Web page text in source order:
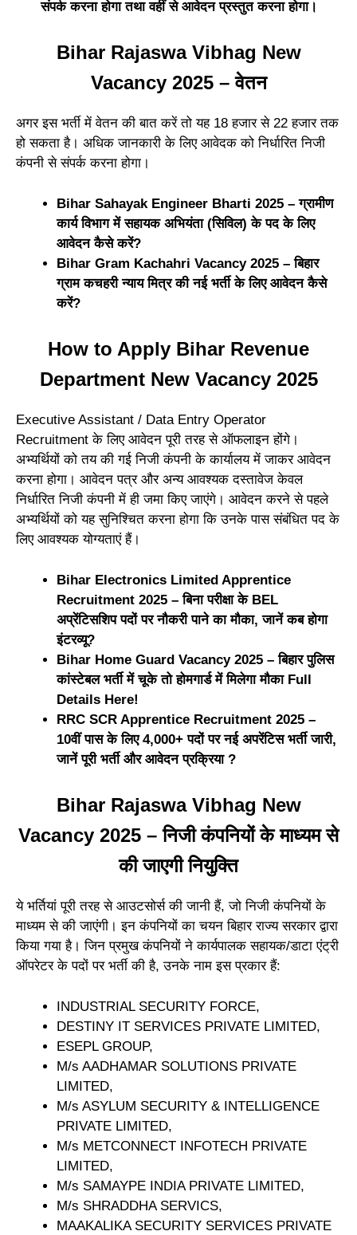
संपर्क करना होगा तथा वहीं से आवेदन प्रस्तुत करना होगा।
Bihar Rajaswa Vibhag New
Vacancy 2025 – वेतन
अगर इस भर्ती में वेतन की बात करें तो यह 18 हजार से 22 हजार तक
हो सकता है। अधिक जानकारी के लिए आवेदक को निर्धारित निजी
कंपनी से संपर्क करना होगा।
Bihar Sahayak Engineer Bharti 2025 – ग्रामीण
कार्य विभाग में सहायक अभियंता (सिविल) के पद के लिए
आवेदन कैसे करें?
Bihar Gram Kachahri Vacancy 2025 – बिहार
ग्राम कचहरी न्याय मित्र की नई भर्ती के लिए आवेदन कैसे
करें?
How to Apply Bihar Revenue
Department New Vacancy 2025
Executive Assistant / Data Entry Operator
Recruitment के लिए आवेदन पूरी तरह से ऑफलाइन होंगे।
अभ्यर्थियों को तय की गई निजी कंपनी के कार्यालय में जाकर आवेदन
करना होगा। आवेदन पत्र और अन्य आवश्यक दस्तावेज केवल
निर्धारित निजी कंपनी में ही जमा किए जाएंगे। आवेदन करने से पहले
अभ्यर्थियों को यह सुनिश्चित करना होगा कि उनके पास संबंधित पद के
लिए आवश्यक योग्यताएं हैं।
Bihar Electronics Limited Apprentice
Recruitment 2025 – बिना परीक्षा के BEL
अप्रेंटिसशिप पदों पर नौकरी पाने का मौका, जानें कब होगा
इंटरव्यू?
Bihar Home Guard Vacancy 2025 – बिहार पुलिस
कांस्टेबल भर्ती में चूके तो होमगार्ड में मिलेगा मौका Full
Details Here!
RRC SCR Apprentice Recruitment 2025 –
10वीं पास के लिए 4,000+ पदों पर नई अपरेंटिस भर्ती जारी,
जानें पूरी भर्ती और आवेदन प्रक्रिया ?
Bihar Rajaswa Vibhag New
Vacancy 2025 – निजी कंपनियों के माध्यम से
की जाएगी नियुक्ति
ये भर्तियां पूरी तरह से आउटसोर्स की जानी हैं, जो निजी कंपनियों के
माध्यम से की जाएंगी। इन कंपनियों का चयन बिहार राज्य सरकार द्वारा
किया गया है। जिन प्रमुख कंपनियों ने कार्यपालक सहायक/डाटा एंट्री
ऑपरेटर के पदों पर भर्ती की है, उनके नाम इस प्रकार हैं:
INDUSTRIAL SECURITY FORCE,
DESTINY IT SERVICES PRIVATE LIMITED,
ESEPL GROUP,
M/s AADHAMAR SOLUTIONS PRIVATE
LIMITED,
M/s ASYLUM SECURITY & INTELLIGENCE
PRIVATE LIMITED,
M/s METCONNECT INFOTECH PRIVATE
LIMITED,
M/s SAMAYPE INDIA PRIVATE LIMITED,
M/s SHRADDHA SERVICS,
MAAKALIKA SECURITY SERVICES PRIVATE